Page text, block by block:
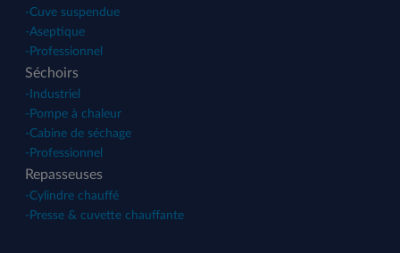
-Cuve suspendue
-Aseptique
- Professionnel
Séchoirs
- Industriel
- Pompe à chaleur
-Cabine de séchage
- Professionnel
Repasseuses
-Cylindre chauffé
- Presse & cuvette chauffante